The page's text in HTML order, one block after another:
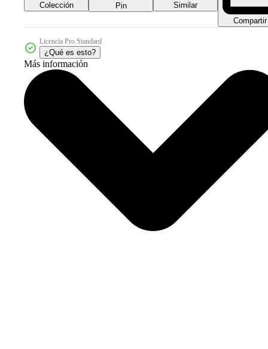
Colección Pin
Similar
Compartir
Licencia Pro Standard
¿Qué es esto?
Más información